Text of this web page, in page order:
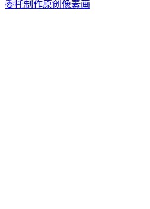
委托制作原创像素画